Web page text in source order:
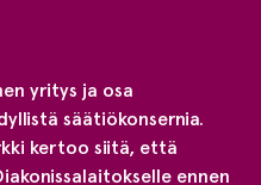
yritys ja osa
säätiökonsernia.
kertoo siitä, että
ennen